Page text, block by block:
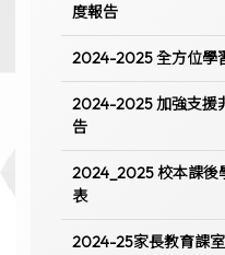
度報告
2024-2025 全方位學
2024-2025 加強支援
告
2024_2025 校本課後
表
2024-25家長教育課